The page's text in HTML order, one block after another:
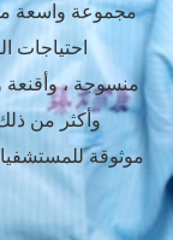
احتياجات
منسوجة ،
وأكثر من
موثوقة